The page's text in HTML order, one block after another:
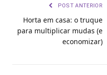
POST ANTERIOR
Horta em casa: o truque
para multiplicar mudas (e
economizar)